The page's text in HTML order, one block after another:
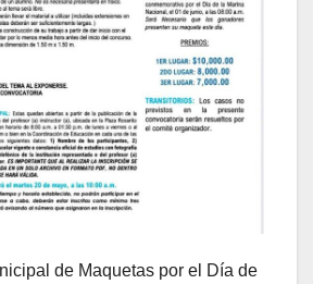
de Maquetas por el Día de